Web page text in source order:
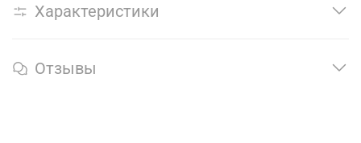
Характеристики
Отзывы